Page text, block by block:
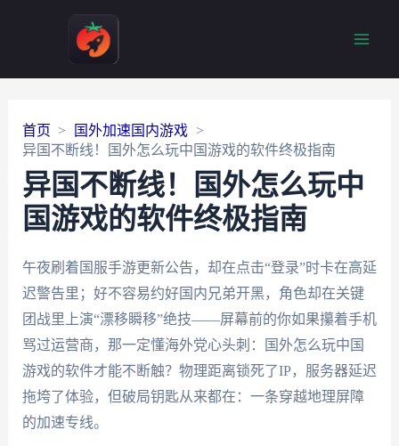
首页
国外加速国内游戏
异国不断线！国外怎么玩中国游戏的软件终极指南
异国不断线！国外怎么玩中
国游戏的软件终极指南
午夜刷着国服手游更新公告，却在点击“登录”时卡在高延
迟警告里；好不容易约好国内兄弟开黑，角色却在关键
团战里上演“漂移瞬移”绝技——屏幕前的你如果攥着手机
骂过运营商，那一定懂海外党心头刺：国外怎么玩中国
游戏的软件才能不断触？物理距离锁死了IP，服务器延迟
拖垮了体验，但破局钥匙从来都在：一条穿越地理屏障
的加速专线。